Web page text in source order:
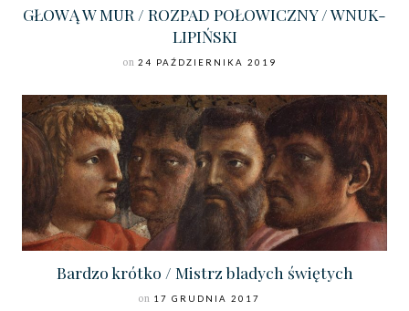
GŁOWĄ W MUR / ROZPAD POŁOWICZNY / WNUK-
LIPIŃSKI
on 24 PAŹDZIERNIKA 2019
Bardzo krótko / Mistrz bladych świętych
on 17 GRUDNIA 2017